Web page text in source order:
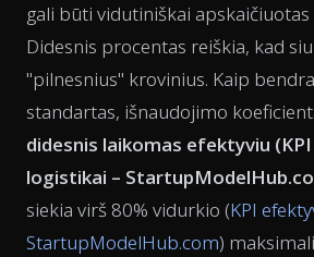
gali būti vidutiniškai
Didesnis procentas reiškia, kad
"pilnesnius" krovinius. Kaip
standartas, išnaudojimo
didesnis laikomas efektyviu (
logistikai –
siekia virš 80% vidurkio (KPI
StartupModelHub.com)